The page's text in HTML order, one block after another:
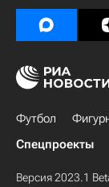
Футбол
Спецпроекты
Версия 2023.1